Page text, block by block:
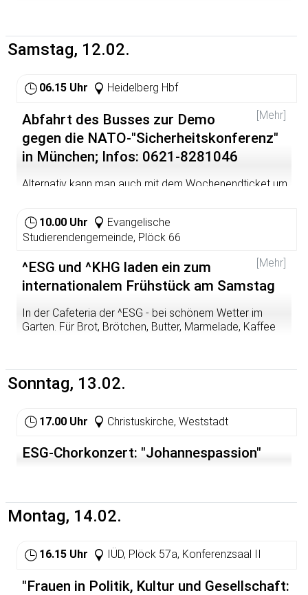
selbst ungesagt bleibt.
Samstag, 12.02.
06.15 Uhr Heidelberg Hbf
[Mehr]
Abfahrt des Busses zur Demo
gegen die NATO-"Sicherheitskonferenz"
in München; Infos: 0621-8281046
Alternativ kann man auch mit dem Wochenendticket um
krieg.de/
10.00 Uhr
Evangelische
Studierendengemeinde, Plöck 66
[Mehr]
^ESG und ^KHG laden ein zum
internationalem Frühstück am Samstag
In der Cafeteria der ^ESG - bei schönem Wetter im
Garten. Für Brot, Brötchen, Butter, Marmelade, Kaffee
Sonntag, 13.02.
17.00 Uhr Christuskirche, Weststadt
ESG-Chorkonzert: "Johannespassion"
Montag, 14.02.
16.15 Uhr IÜD, Plöck 57a, Konferenzsaal II
"Frauen in Politik, Kultur und Gesellschaft: